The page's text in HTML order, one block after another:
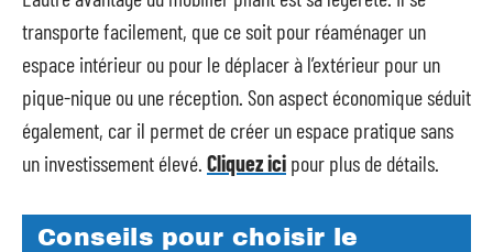
transporte facilement, que ce soit pour réaménager un
espace intérieur ou pour le déplacer à l’extérieur pour un
pique-nique ou une réception. Son aspect économique séduit
également, car il permet de créer un espace pratique sans
un investissement élevé. Cliquez ici pour plus de détails.
Conseils pour choisir le